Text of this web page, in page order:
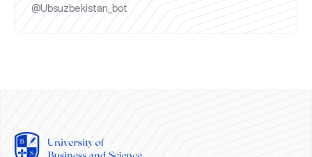
@Ubsuzbekistan_bot